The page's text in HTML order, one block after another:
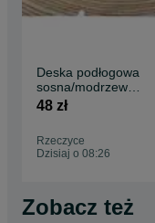
Deska podłogowa
sosna/modrzew
Promocja !!
48 zł
Rzeczyce
Dzisiaj o 08:26
Zobacz też